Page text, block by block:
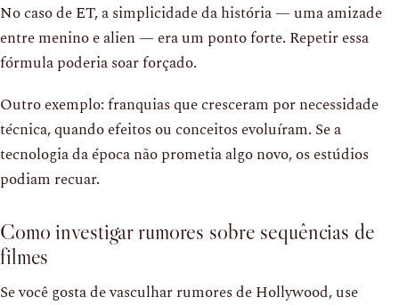
No caso de ET, a simplicidade da história — uma amizade
entre menino e alien — era um ponto forte. Repetir essa
fórmula poderia soar forçado.
Outro exemplo: franquias que cresceram por necessidade
técnica, quando efeitos ou conceitos evoluíram. Se a
tecnologia da época não prometia algo novo, os estúdios
podiam recuar.
Como investigar rumores sobre sequências de
filmes
Se você gosta de vasculhar rumores de Hollywood, use